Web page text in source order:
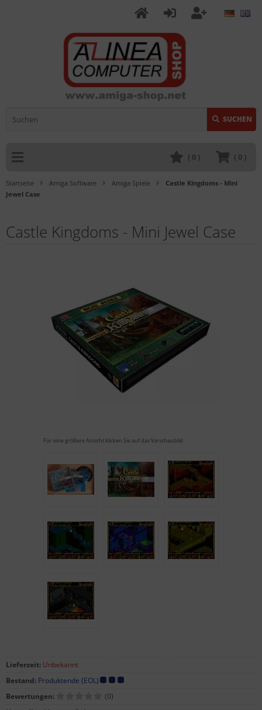
SUCHEN
( 0 )
( 0 )
Startseite Amiga Software Amiga Spiele
Castle Kingdoms - Mini
Jewel Case
Castle Kingdoms - Mini Jewel Case
Für eine größere Ansicht klicken Sie auf das Vorschaubild
Lieferzeit: Unbekannt
Bestand: Produktende (EOL)
Bewertungen:
(0)